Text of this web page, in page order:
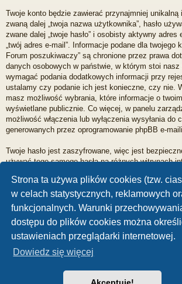
Strona ta używa plików cookies (tzw.
w celach statystycznych, reklamowych
funkcjonalnych. Warunki
dostępu do plików cookies można
ustawieniach przeglądarki internetowej.
Dowiedz się więcej
Twoje konto będzie zawierać przynajmniej
zwaną dalej „twoja nazwa użytkownika”, hasło
zwane dalej „twoje hasło” i osobisty aktywny adres
„twój adres e-mail”. Informacje podane dla twojego
Forum poszukiwaczy” są chronione przez prawa
danych osobowych w państwie, w którym stoi nasz
wymagać podania dodatkowych informacji przy
ustalamy czy podanie ich jest konieczne, czy nie.
masz możliwość wybrania, które informacje o
wyświetlane publicznie. Co więcej, w panelu
możliwość włączenia lub wyłączenia wysyłania do
generowanych przez oprogramowanie phpBB e-maili.
Twoje hasło jest zaszyfrowane, więc jest
używać tego samego hasła na różnych witrynach
poszukiwaczy”, więc chroń je i w żadnym wypadku
Jeśli je zapomnisz, użyj funkcji „Nie pamiętam
o podanie nazwy użytkownika i adresu e-mail. Po
zostanie wygenerowane nowe hasło i przesłane
adres e-mail. Umożliwi ono odzyskanie dostępu do
Włóczykij!
Technologię dostarcza
® Forum Software ©